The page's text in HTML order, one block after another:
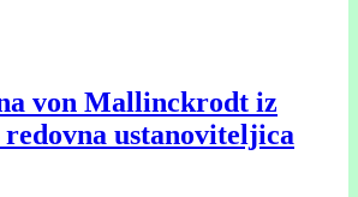
von Mallinckrodt iz
ustanoviteljica